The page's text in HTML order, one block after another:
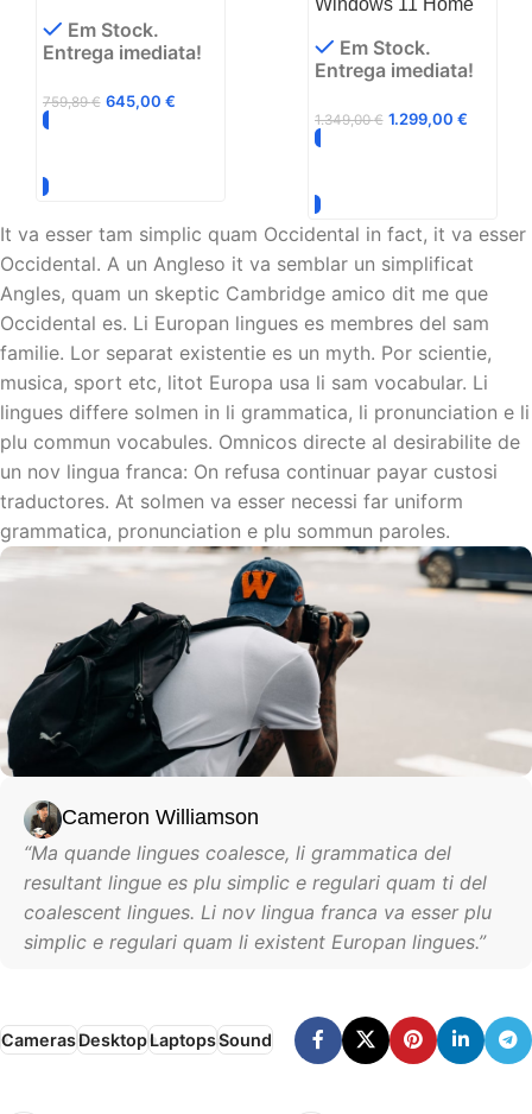
Em Stock.
Entrega imediata!
759,89€ 645,00 €
Em Stock.
Entrega imediata!
1.349,00€ 1.299,00 €
It va esser tam simplic quam Occidental in fact, it va esser
Occidental. A un Angleso it va semblar un simplificat
Angles, quam un skeptic Cambridge amico dit me que
Occidental es. Li Europan lingues es membres del sam
familie. Lor separat existentie es un myth. Por scientie,
musica, sport etc, litot Europa usa li sam vocabular. Li
lingues differe solmen in li grammatica, li pronunciation e li
plu commun vocabules. Omnicos directe al desirabilite de
un nov lingua franca: On refusa continuar payar custosi
traductores. At solmen va esser necessi far uniform
grammatica, pronunciation e plu sommun paroles.
Cameron Williamson
“Ma quande lingues coalesce, li grammatica del
resultant lingue es plu simplic e regulari quam ti del
coalescent lingues. Li nov lingua franca va esser plu
simplic e regulari quam li existent Europan lingues.”
CamerasDesktopLaptopsSound